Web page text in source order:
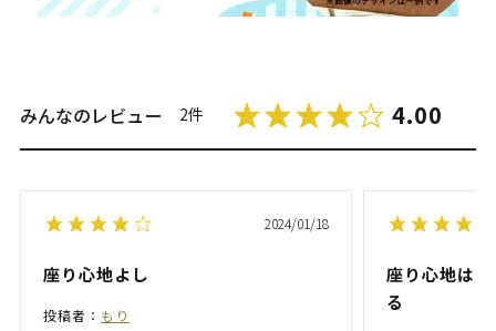
みんなのレビュー 2件 4.00
2024/01/18
座り心地よし
投稿者： もり
座り心地は
る